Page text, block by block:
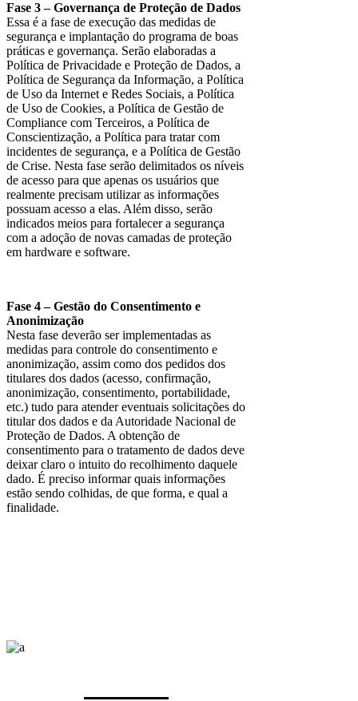
Fase 3 – Governança de Proteção de Dados
Essa é a fase de execução das medidas de
segurança e implantação do programa de boas
práticas e governança. Serão elaboradas a
Política de Privacidade e Proteção de Dados, a
Política de Segurança da Informação, a Política
de Uso da Internet e Redes Sociais, a Política
de Uso de Cookies, a Política de Gestão de
Compliance com Terceiros, a Política de
Conscientização, a Política para tratar com
incidentes de segurança, e a Política de Gestão
de Crise. Nesta fase serão delimitados os níveis
de acesso para que apenas os usuários que
realmente precisam utilizar as informações
possuam acesso a elas. Além disso, serão
indicados meios para fortalecer a segurança
com a adoção de novas camadas de proteção
em hardware e software.
Fase 4 – Gestão do Consentimento e
Anonimização
Nesta fase deverão ser implementadas as
medidas para controle do consentimento e
anonimização, assim como dos pedidos dos
titulares dos dados (acesso, confirmação,
anonimização, consentimento, portabilidade,
etc.) tudo para atender eventuais solicitações do
titular dos dados e da Autoridade Nacional de
Proteção de Dados. A obtenção de
consentimento para o tratamento de dados deve
deixar claro o intuito do recolhimento daquele
dado. É preciso informar quais informações
estão sendo colhidas, de que forma, e qual a
finalidade.